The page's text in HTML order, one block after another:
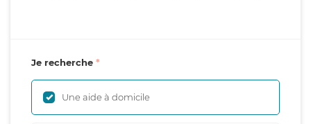
Je recherche
Une aide à domicile